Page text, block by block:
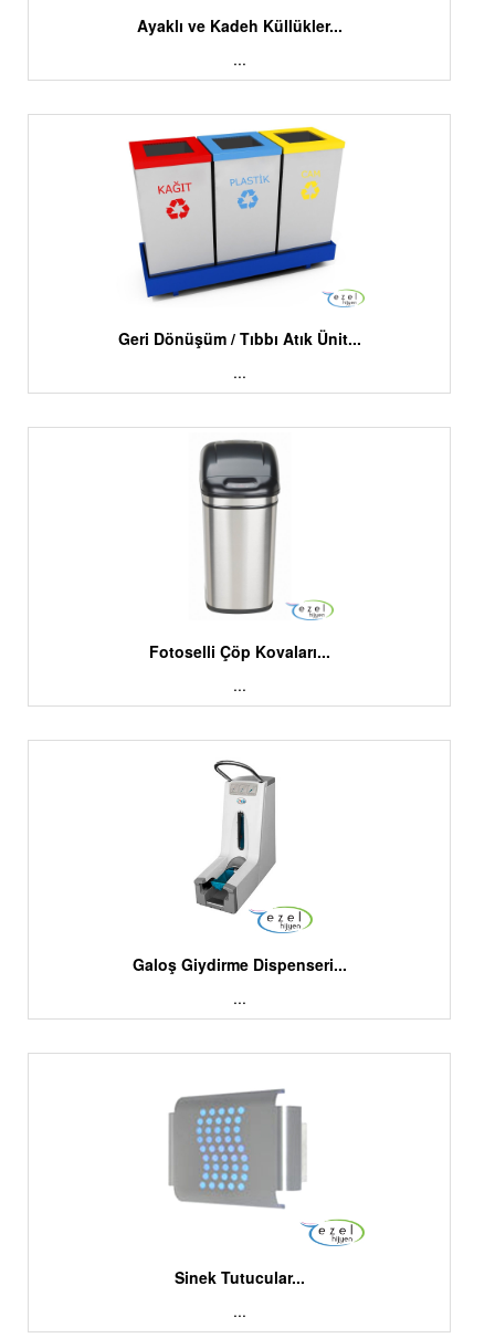
Ayaklı ve Kadeh Küllükler...
...
Geri Dönüşüm / Tıbbı Atık Ünit...
...
Fotoselli Çöp Kovaları...
...
Galoş Giydirme Dispenseri...
...
Sinek Tutucular...
...